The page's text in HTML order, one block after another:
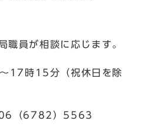
職員が相談に応じます。
17時15分（祝休日を除
（6782）5563